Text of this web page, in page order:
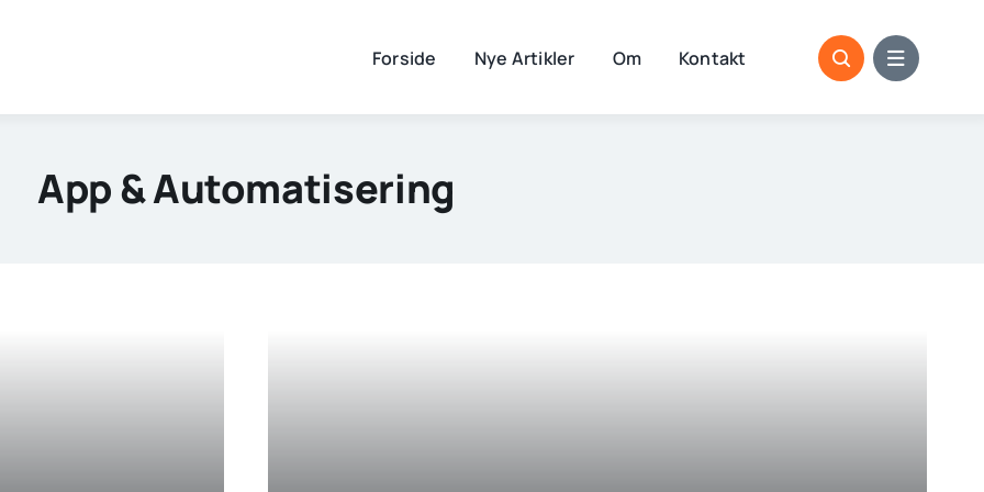
Forside Nye Artikler Om Kontakt
App & Automatisering